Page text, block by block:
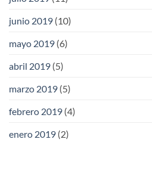
junio 2019 (10)
mayo 2019 (6)
abril 2019 (5)
marzo 2019 (5)
febrero 2019 (4)
enero 2019 (2)